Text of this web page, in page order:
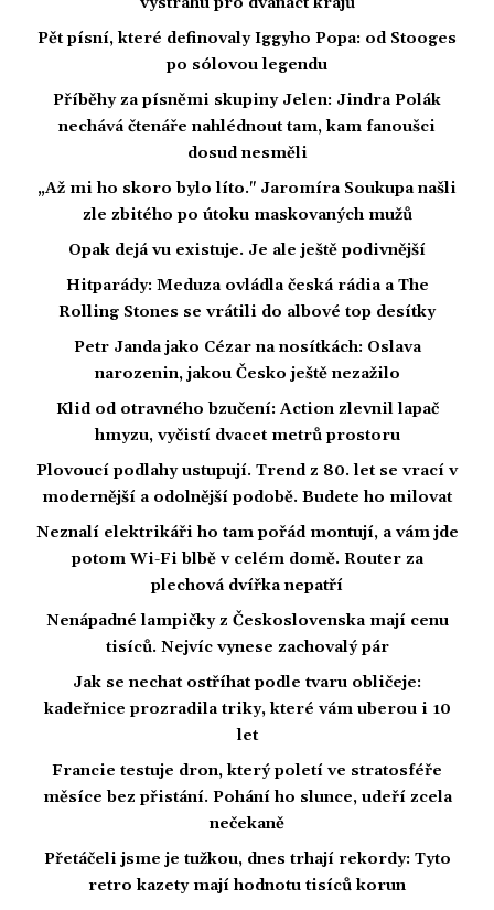
Pět písní, které definovaly Iggyho Popa: od Stooges
po sólovou legendu
Příběhy za písněmi skupiny Jelen: Jindra Polák
nechává čtenáře nahlédnout tam, kam fanoušci
dosud nesměli
„Až mi ho skoro bylo líto." Jaromíra Soukupa našli
zle zbitého po útoku maskovaných mužů
Opak dejá vu existuje. Je ale ještě podivnější
Hitparády: Meduza ovládla česká rádia a The
Rolling Stones se vrátili do albové top desítky
Petr Janda jako Cézar na nosítkách: Oslava
narozenin, jakou Česko ještě nezažilo
Klid od otravného bzučení: Action zlevnil lapač
hmyzu, vyčistí dvacet metrů prostoru
Plovoucí podlahy ustupují. Trend z 80. let se vrací v
modernější a odolnější podobě. Budete ho milovat
Neznalí elektrikáři ho tam pořád montují, a vám jde
potom Wi-Fi blbě v celém domě. Router za
plechová dvířka nepatří
Nenápadné lampičky z Československa mají cenu
tisíců. Nejvíc vynese zachovalý pár
Jak se nechat ostříhat podle tvaru obličeje:
kadeřnice prozradila triky, které vám uberou i 10
let
Francie testuje dron, který poletí ve stratosféře
měsíce bez přistání. Pohání ho slunce, udeří zcela
nečekaně
Přetáčeli jsme je tužkou, dnes trhají rekordy: Tyto
retro kazety mají hodnotu tisíců korun